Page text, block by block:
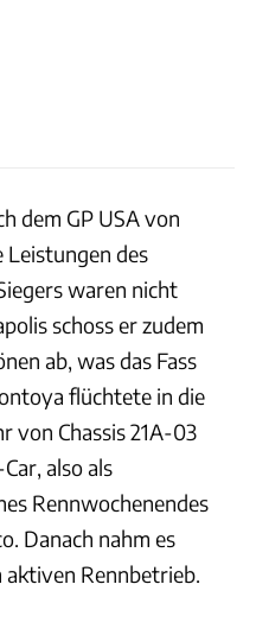
dem GP USA von
des
waren nicht
schoss er zudem
ab, was das Fass
flüchtete in die
von Chassis 21A-03
also als
Rennwochenendes
Danach nahm es
aktiven Rennbetrieb.